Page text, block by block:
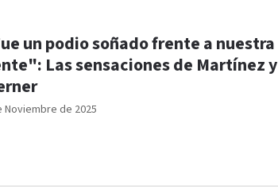
Noviembre de 2025
un podio soñado frente a nuestra
Las sensaciones de Martínez y